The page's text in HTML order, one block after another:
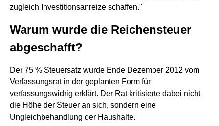
zugleich Investitionsanreize schaffen."
Warum wurde die Reichensteuer
abgeschafft?
Der 75 % Steuersatz wurde Ende Dezember 2012 vom
Verfassungsrat in der geplanten Form für
verfassungswidrig erklärt. Der Rat kritisierte dabei nicht
die Höhe der Steuer an sich, sondern eine
Ungleichbehandlung der Haushalte.